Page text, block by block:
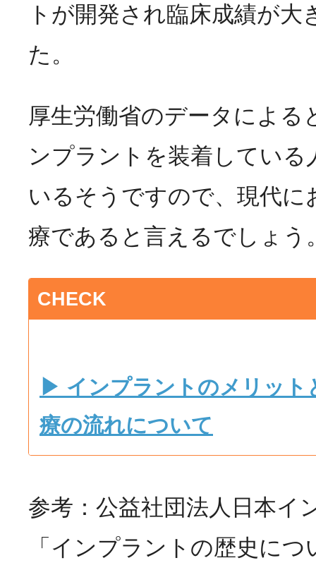
トが開発され臨床成績が大
た。
厚生労働省のデータによる
ンプラントを装着している
いるそうですので、現代に
療であると言えるでしょう
CHECK
▶ インプラントのメリット
療の流れについて
参考：公益社団法人日本イ
「インプラントの歴史に